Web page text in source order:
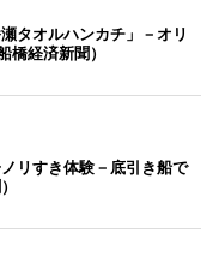
タオルハンカチ」－オリ
橋経済新聞）
リすき体験－底引き船で